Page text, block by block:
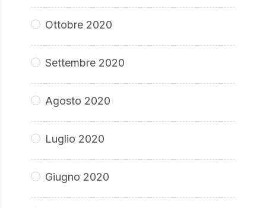
Ottobre 2020
Settembre 2020
Agosto 2020
Luglio 2020
Giugno 2020